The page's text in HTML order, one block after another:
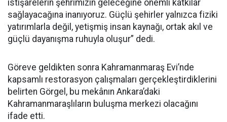
istişarelerin şehrimizin geleceğine önemli katkılar
sağlayacağına inanıyoruz. Güçlü şehirler yalnızca fiziki
yatırımlarla değil, yetişmiş insan kaynağı, ortak akıl ve
güçlü dayanışma ruhuyla oluşur” dedi.
Göreve geldikten sonra Kahramanmaraş Evi’nde
kapsamlı restorasyon çalışmaları gerçekleştirdiklerini
belirten Görgel, bu mekânın Ankara’daki
Kahramanmaraşlıların buluşma merkezi olacağını
ifade etti.